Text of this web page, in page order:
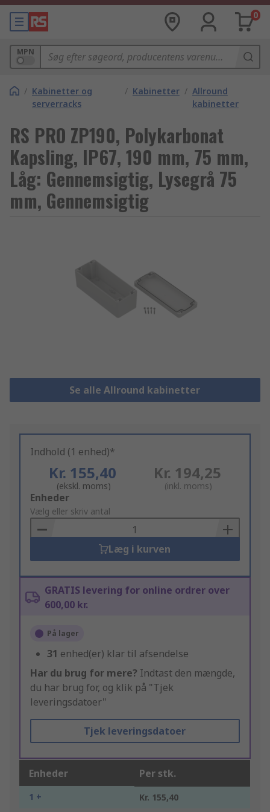
0
MPN
/ Kabinetter og
serverracks
/ Kabinetter / Allround
kabinetter
RS PRO ZP190, Polykarbonat
Kapsling, IP67, 190 mm, 75 mm,
Låg: Gennemsigtig, Lysegrå 75
mm, Gennemsigtig
Se alle Allround kabinetter
Indhold (1 enhed)*
Kr. 155,40
(ekskl. moms)
Kr. 194,25
(inkl. moms)
Add
to
Basket
Enheder
Vælg eller skriv antal
Læg i kurven
GRATIS levering for online ordrer over
600,00 kr.
På lager
31 enhed(er) klar til afsendelse
Har du brug for mere? Indtast den mængde,
du har brug for, og klik på "Tjek
leveringsdatoer"
Tjek leveringsdatoer
Enheder Per stk.
1 + Kr. 155,40